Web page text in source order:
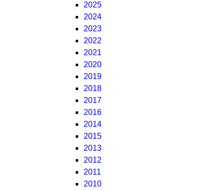
2025
2024
2023
2022
2021
2020
2019
2018
2017
2016
2014
2015
2013
2012
2011
2010